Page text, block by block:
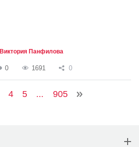
Виктория Панфилова
0 1691 0
4 5 ... 905